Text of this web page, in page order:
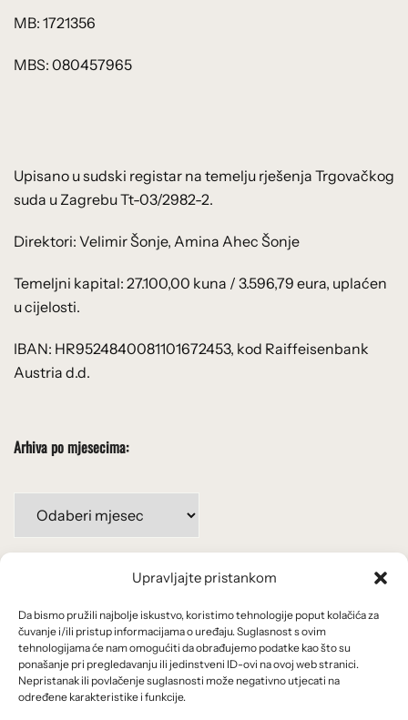
Upravljajte pristankom
Da bismo pružili najbolje iskustvo, koristimo tehnologije poput kolačića za
čuvanje i/ili pristup informacijama o uređaju. Suglasnost s ovim
tehnologijama će nam omogućiti da obrađujemo podatke kao što su
ponašanje pri pregledavanju ili jedinstveni ID-ovi na ovoj web stranici.
Nepristanak ili povlačenje suglasnosti može negativno utjecati na
određene karakteristike i funkcije.
MB: 1721356
MBS: 080457965
Upisano u sudski registar na temelju rješenja Trgovačkog
suda u Zagrebu Tt-03/2982-2.
Direktori: Velimir Šonje, Amina Ahec Šonje
Temeljni kapital: 27.100,00 kuna / 3.596,79 eura, uplaćen
u cijelosti.
IBAN: HR9524840081101672453, kod Raiffeisenbank
Austria d.d.
Arhiva po mjesecima:
mjesecima:
Uvjeti korištenja
Politika privatnosti
Kolačići